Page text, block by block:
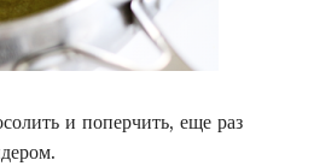
и поперчить, еще раз